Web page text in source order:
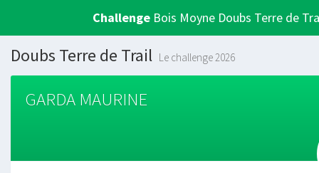
Challenge Bois Moyne Doubs Terre de
Doubs Terre de Trail Le challenge 2026
GARDA MAURINE